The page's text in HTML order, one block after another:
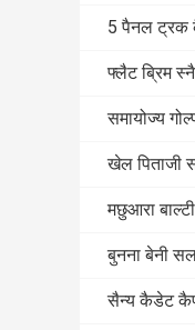
5 पैनल ट्रक
फ्लैट ब्रिम
समायोज्य
खेल पिताजी
मछुआरा
बुनना बेनी
सैन्य कैडेट